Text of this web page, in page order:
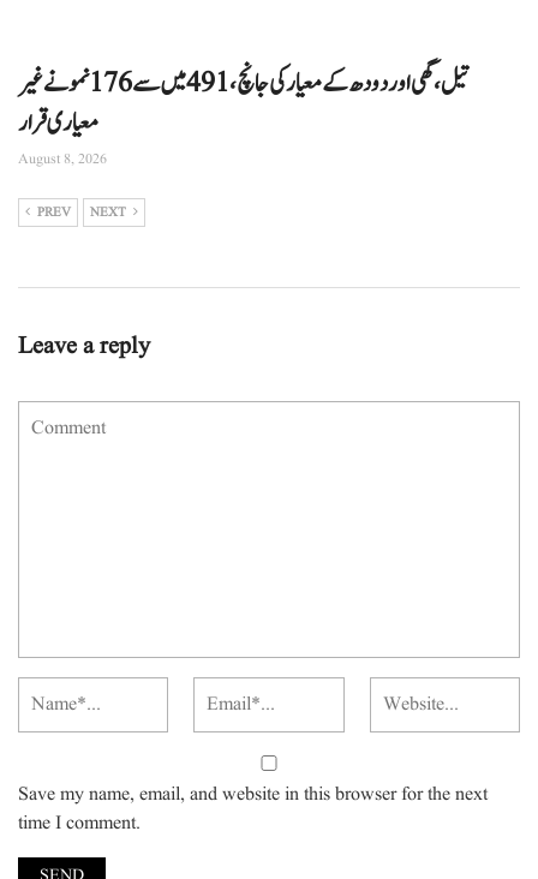
تیل، گھی اور دودھ کے معیار کی جانچ، 491 میں سے 176 نمونے غیر
معیاری قرار
August 8, 2026
PREV NEXT
Leave a reply
Save my name, email, and website in this browser for the next
time I comment.